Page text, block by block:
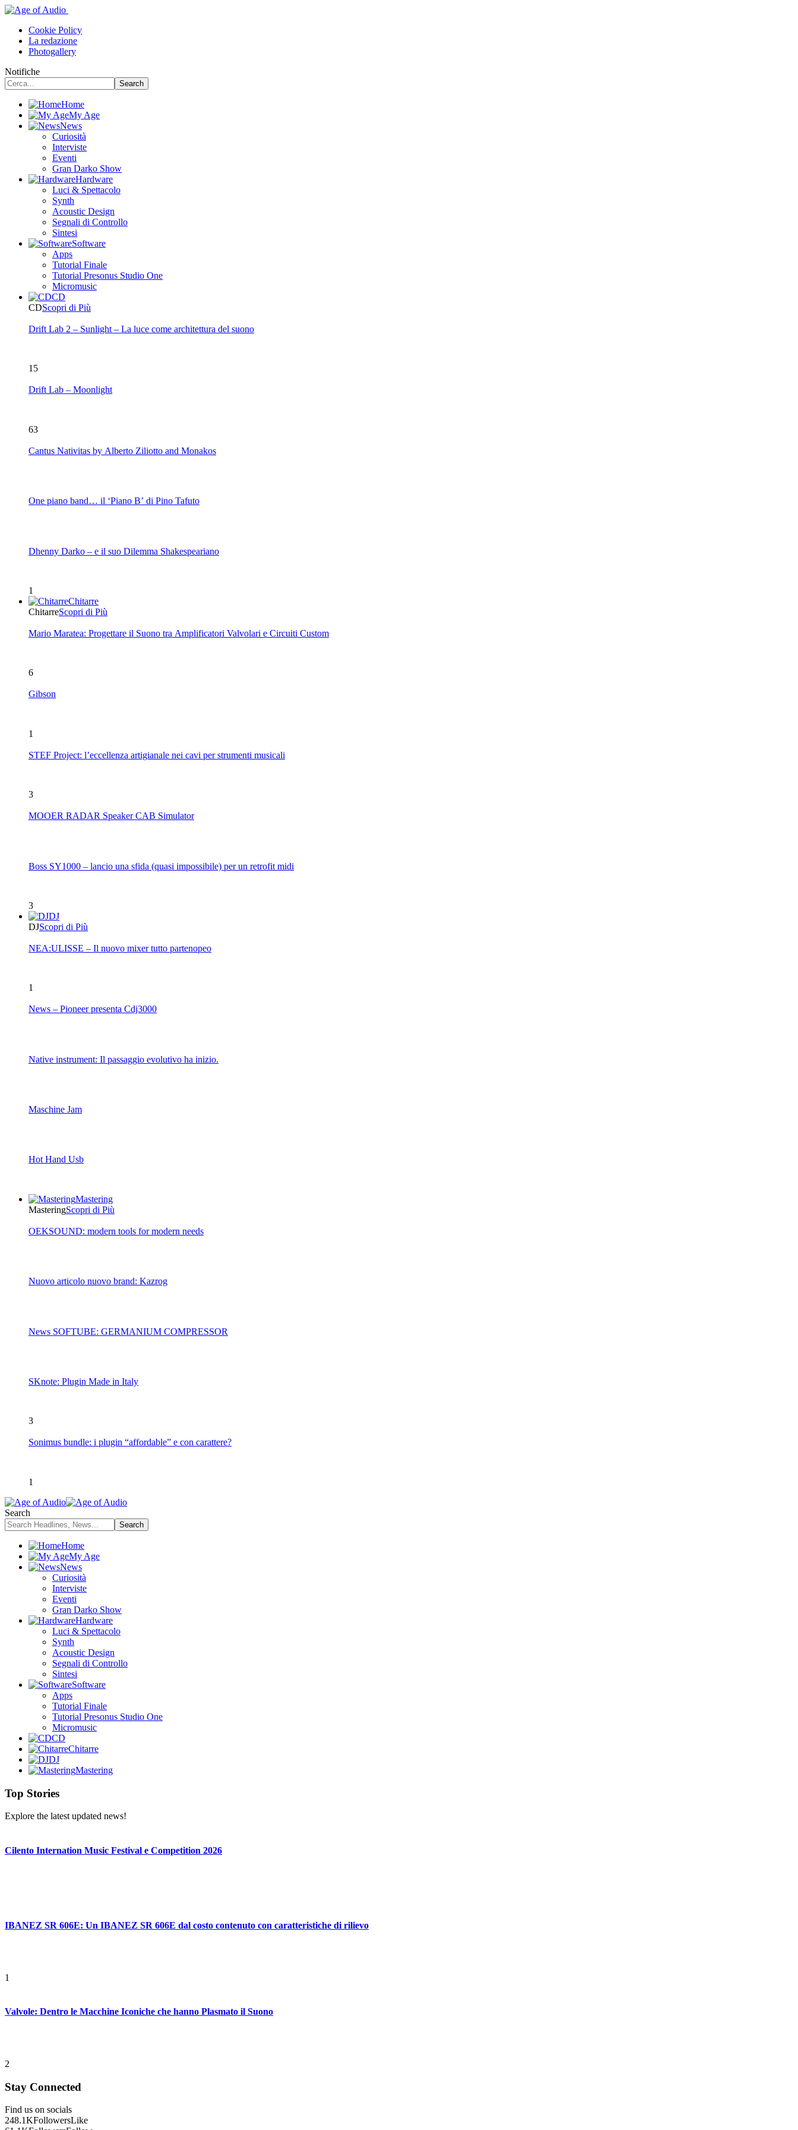
Cookie Policy
La redazione
Photogallery
Notifiche
Home
My Age
News
Curiosità
Interviste
Eventi
Gran Darko Show
Hardware
Luci & Spettacolo
Synth
Acoustic Design
Segnali di Controllo
Sintesi
Software
Apps
Tutorial Finale
Tutorial Presonus Studio One
Micromusic
CD
CDScopri di Più
Drift Lab 2 – Sunlight – La luce come architettura del suono
15
Drift Lab – Moonlight
63
Cantus Nativitas by Alberto Ziliotto and Monakos
One piano band… il ‘Piano B’ di Pino Tafuto
Dhenny Darko – e il suo Dilemma Shakespeariano
1
Chitarre
ChitarreScopri di Più
Mario Maratea: Progettare il Suono tra Amplificatori Valvolari e Circuiti Custom
6
Gibson
1
STEF Project: l’eccellenza artigianale nei cavi per strumenti musicali
3
MOOER RADAR Speaker CAB Simulator
Boss SY1000 – lancio una sfida (quasi impossibile) per un retrofit midi
3
DJ
DJScopri di Più
NEA:ULISSE – Il nuovo mixer tutto partenopeo
1
News – Pioneer presenta Cdj3000
Native instrument: Il passaggio evolutivo ha inizio.
Maschine Jam
Hot Hand Usb
Mastering
MasteringScopri di Più
OEKSOUND: modern tools for modern needs
Nuovo articolo nuovo brand: Kazrog
News SOFTUBE: GERMANIUM COMPRESSOR
SKnote: Plugin Made in Italy
3
Sonimus bundle: i plugin “affordable” e con carattere?
1
Search
Home
My Age
News
Curiosità
Interviste
Eventi
Gran Darko Show
Hardware
Luci & Spettacolo
Synth
Acoustic Design
Segnali di Controllo
Sintesi
Software
Apps
Tutorial Finale
Tutorial Presonus Studio One
Micromusic
CD
Chitarre
DJ
Mastering
Top Stories
Explore the latest updated news!
Cilento Internation Music Festival e Competition 2026
IBANEZ SR 606E: Un IBANEZ SR 606E dal costo contenuto con caratteristiche di rilievo
1
Valvole: Dentro le Macchine Iconiche che hanno Plasmato il Suono
2
Stay Connected
Find us on socials
248.1KFollowersLike